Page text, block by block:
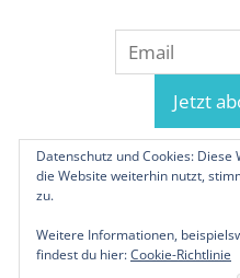
© 2019-2026
Datenschutz und Cookies:
die Website weiterhin nutzt,
zu.
Weitere Informationen,
findest du hier:Cookie-Richtlinie